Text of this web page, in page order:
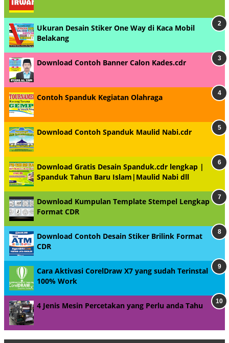
Ukuran Desain Stiker One Way di Kaca Mobil
Belakang
Download Contoh Banner Calon Kades.cdr
Contoh Spanduk Kegiatan Olahraga
Download Contoh Spanduk Maulid Nabi.cdr
Download Gratis Desain Spanduk.cdr lengkap |
Spanduk Tahun Baru Islam|Maulid Nabi dll
Download Kumpulan Template Stempel Lengkap
Format CDR
Download Contoh Desain Stiker Brilink Format
CDR
Cara Aktivasi CorelDraw X7 yang sudah Terinstal
100% Work
4 Jenis Mesin Percetakan yang Perlu anda Tahu